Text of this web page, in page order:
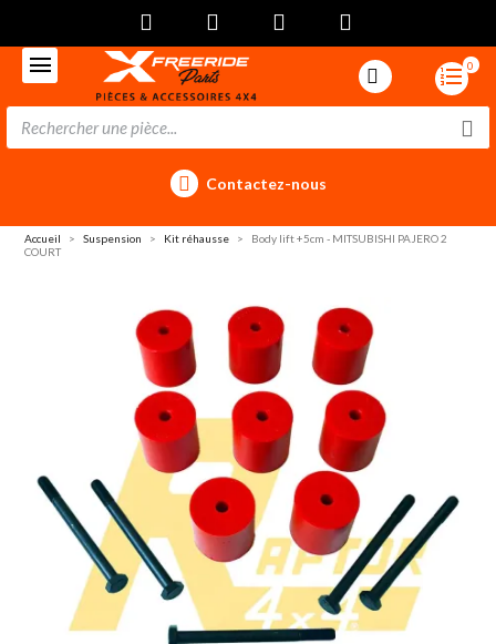
0
Contactez-nous
Accueil Suspension Kit réhausse
Body lift +5cm - MITSUBISHI PAJERO 2
COURT